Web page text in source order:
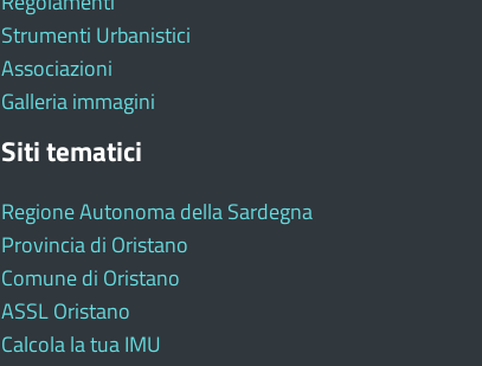
Strumenti Urbanistici
Associazioni
Galleria immagini
Siti tematici
Regione Autonoma della Sardegna
Provincia di Oristano
Comune di Oristano
ASSL Oristano
Calcola la tua IMU